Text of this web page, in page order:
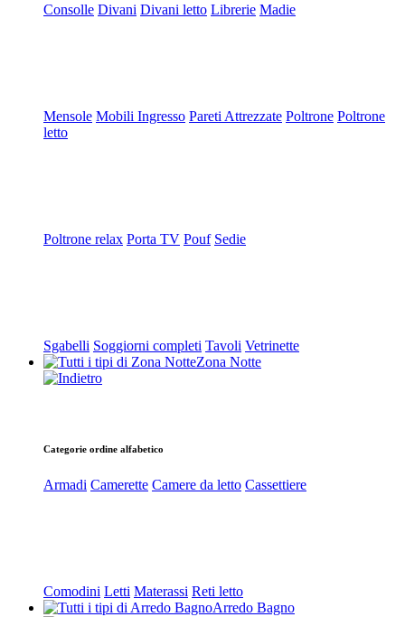
Consolle Divani Divani letto Librerie Madie
Mensole Mobili Ingresso Pareti Attrezzate Poltrone Poltrone
letto
Poltrone relax Porta TV Pouf Sedie
Sgabelli Soggiorni completi Tavoli Vetrinette
Zona Notte
Categorie ordine alfabetico
Armadi Camerette Camere da letto Cassettiere
Comodini Letti Materassi Reti letto
Arredo Bagno